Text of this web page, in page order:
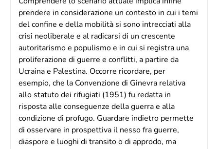
prendere in considerazione un contesto in cui i temi
del confine e della mobilità si sono intrecciati alla
crisi neoliberale e al radicarsi di un crescente
autoritarismo e populismo e in cui si registra una
proliferazione di guerre e conflitti, a partire da
Ucraina e Palestina. Occorre ricordare, per
esempio, che la Convenzione di Ginevra relativa
allo statuto dei rifugiati (1951) fu redatta in
risposta alle conseguenze della guerra e alla
condizione di profugo. Guardare indietro permette
di osservare in prospettiva il nesso fra guerre,
diaspore e luoghi di transito o di approdo, ma